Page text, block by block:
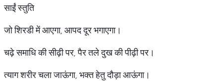
साईं स्तुति
जो शिरडी में आएगा, आपद दूर भगाएगा।
चढ़े समाधि की सीढ़ी पर, पैर तले दुख की पीढ़ी पर।
त्याग शरीर चला जाऊंगा, भक्त हेतु दौड़ा आऊंगा।